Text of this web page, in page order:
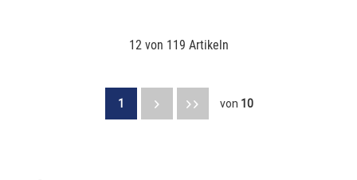
12 von 119 Artikeln
1 von 10